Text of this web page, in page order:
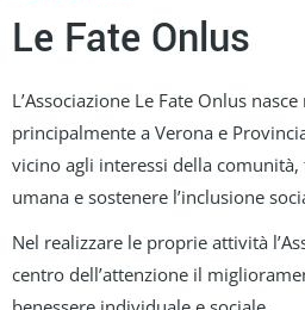
Le Fate Onlus
L’Associazione Le Fate Onlus
principalmente a Verona e
vicino agli interessi della
umana e sostenere l’inclusione
Nel realizzare le proprie attività
centro dell’attenzione il